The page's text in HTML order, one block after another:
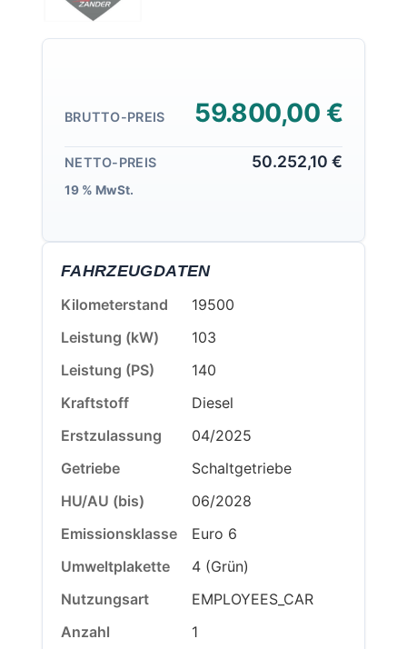
BRUTTO-PREIS 59.800,00 €
NETTO-PREIS 50.252,10 €
19 % MwSt.
FAHRZEUGDATEN
Kilometerstand
19500
Leistung (kW)
103
Leistung (PS)
140
Kraftstoff
Diesel
Erstzulassung
04/2025
Getriebe
Schaltgetriebe
HU/AU (bis)
06/2028
Emissionsklasse
Euro 6
Umweltplakette
4 (Grün)
Nutzungsart
EMPLOYEES_CAR
Anzahl
1